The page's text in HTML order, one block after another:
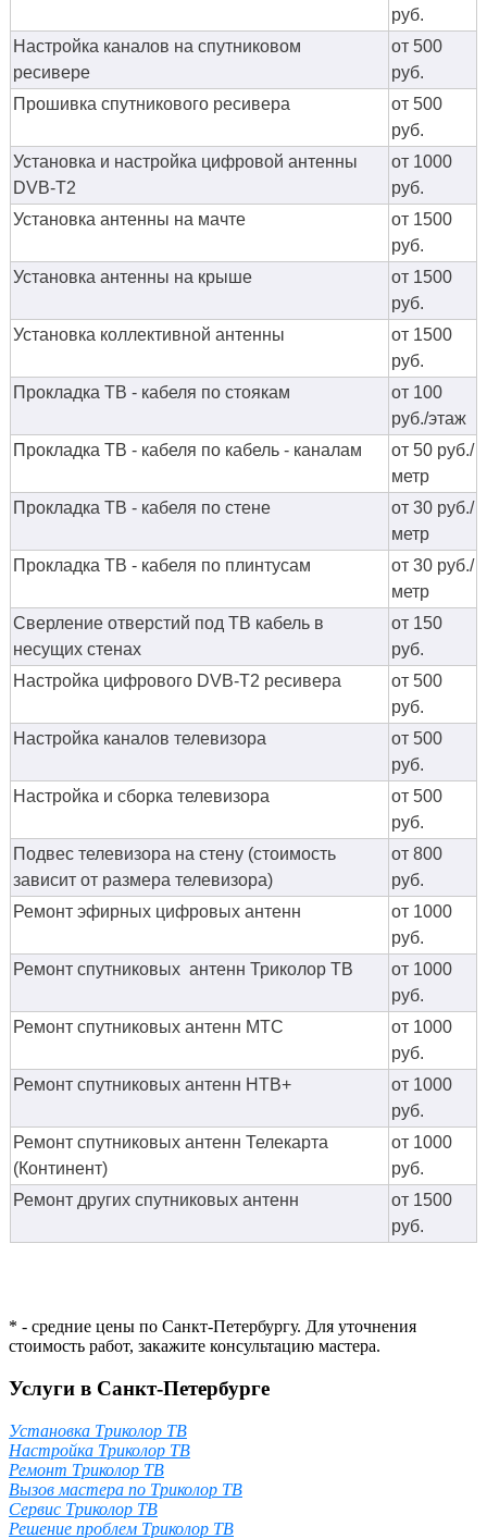
руб.
Настройка каналов на спутниковом
ресивере
от 500
руб.
Прошивка спутникового ресивера
от 500
руб.
Установка и настройка цифровой антенны
DVB-T2
от 1000
руб.
Установка антенны на мачте
от 1500
руб.
Установка антенны на крыше
от 1500
руб.
Установка коллективной антенны
от 1500
руб.
Прокладка ТВ - кабеля по стоякам
от 100
руб./этаж
Прокладка ТВ - кабеля по кабель - каналам
от 50 руб./
метр
Прокладка ТВ - кабеля по стене
от 30 руб./
метр
Прокладка ТВ - кабеля по плинтусам
от 30 руб./
метр
Сверление отверстий под ТВ кабель в
несущих стенах
от 150
руб.
Настройка цифрового DVB-T2 ресивера
от 500
руб.
Настройка каналов телевизора
от 500
руб.
Настройка и сборка телевизора
от 500
руб.
Подвес телевизора на стену (стоимость
зависит от размера телевизора)
от 800
руб.
Ремонт эфирных цифровых антенн
от 1000
руб.
Ремонт спутниковых антенн Триколор ТВ
от 1000
руб.
Ремонт спутниковых антенн МТС
от 1000
руб.
Ремонт спутниковых антенн НТВ+
от 1000
руб.
Ремонт спутниковых антенн Телекарта
(Континент)
от 1000
руб.
Ремонт других спутниковых антенн
от 1500
руб.
* - средние цены по Санкт-Петербургу. Для уточнения
стоимость работ, закажите консультацию мастера.
Услуги в Санкт-Петербурге
Установка Триколор ТВ
Настройка Триколор ТВ
Ремонт Триколор ТВ
Вызов мастера по Триколор ТВ
Сервис Триколор ТВ
Решение проблем Триколор ТВ